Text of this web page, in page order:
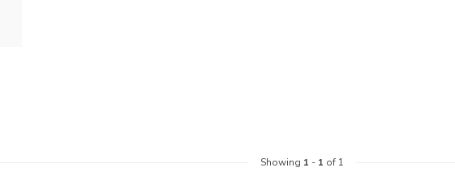
Showing 1 - 1 of 1